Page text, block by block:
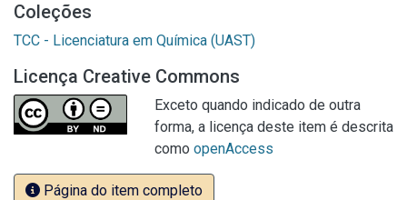
Coleções
TCC - Licenciatura em Química (UAST)
Licença Creative Commons
Exceto quando indicado de outra
forma, a licença deste item é descrita
como openAccess
Página do item completo